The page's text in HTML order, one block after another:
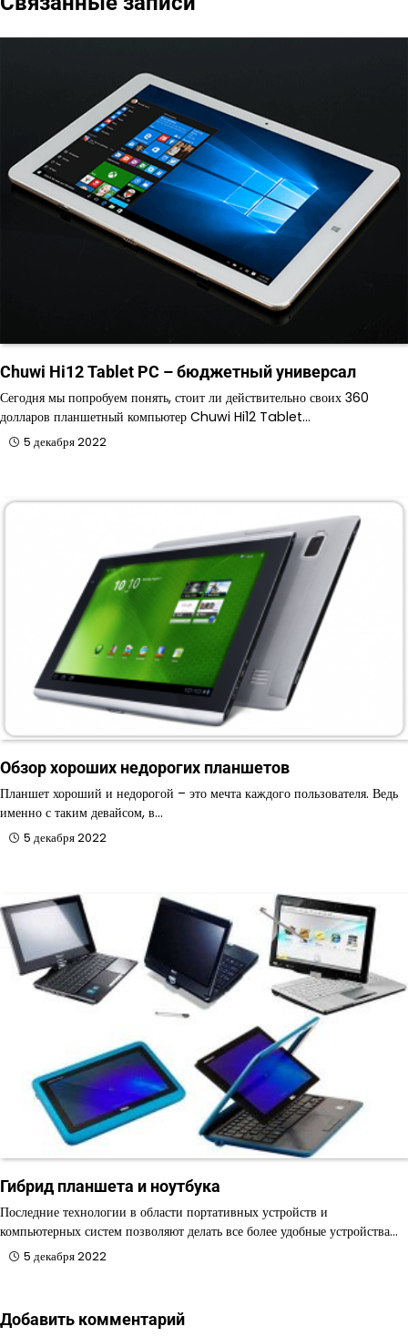
Chuwi Hi12 Tablet PC – бюджетный универсал
Сегодня мы попробуем понять, стоит ли действительно своих 360
долларов планшетный компьютер Chuwi Hi12 Tablet…
5 декабря 2022
Обзор хороших недорогих планшетов
Планшет хороший и недорогой – это мечта каждого пользователя. Ведь
именно с таким девайсом, в…
5 декабря 2022
Гибрид планшета и ноутбука
Последние технологии в области портативных устройств и
компьютерных систем позволяют делать все более удобные устройства…
5 декабря 2022
Добавить комментарий